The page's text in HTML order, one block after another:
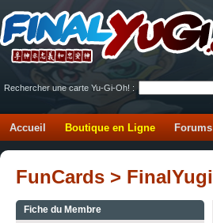
Rechercher une carte Yu-Gi-Oh! :
Accueil Boutique en Ligne Forums
FunCards > FinalYugi
Fiche du Membre